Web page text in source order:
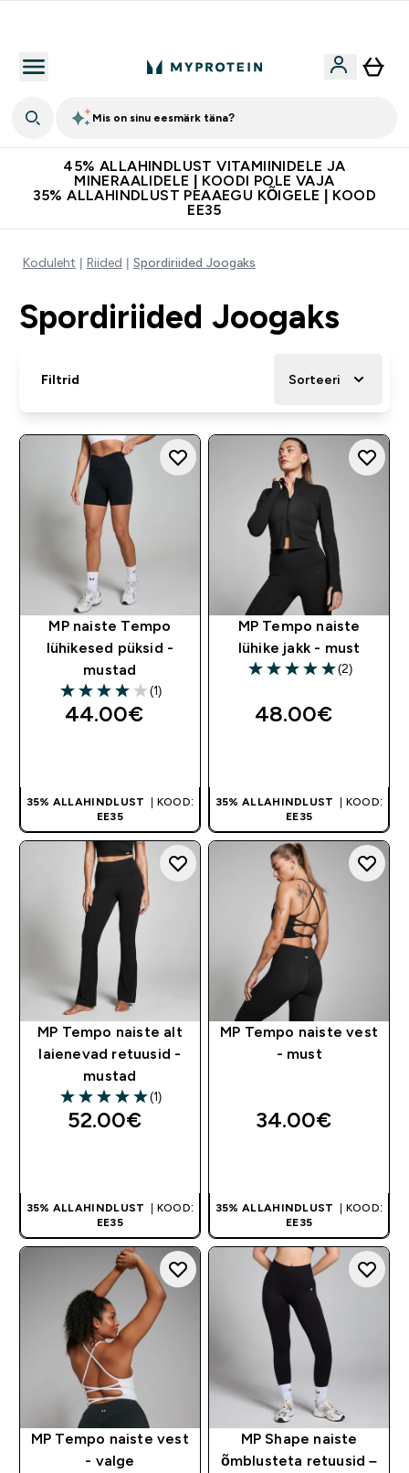
Mis on sinu eesmärk täna?
45% ALLAHINDLUST VITAMIINIDELE JA
MINERAALIDELE | KOODI POLE VAJA
35% ALLAHINDLUST PEAAEGU KÕIGELE | KOOD
EE35
Koduleht Riided Spordiriided Joogaks
Spordiriided Joogaks
Filtrid Sorteeri
MP naiste Tempo
lühikesed püksid -
mustad
4 out of 5 stars
(1)
44.00€‎
35% ALLAHINDLUST
| KOOD:
EE35
MP Tempo naiste
lühike jakk - must
5 out of 5 stars
(2)
48.00€‎
35% ALLAHINDLUST
| KOOD:
EE35
MP Tempo naiste alt
laienevad retuusid -
mustad
5 out of 5 stars
(1)
52.00€‎
35% ALLAHINDLUST
| KOOD:
EE35
MP Tempo naiste vest
- must
34.00€‎
35% ALLAHINDLUST
| KOOD:
EE35
MP Tempo naiste vest
- valge
MP Shape naiste
õmblusteta retuusid –